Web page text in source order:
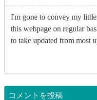
I'm gone to convey my
this webpage on regular
to take updated from most
コメントを投稿